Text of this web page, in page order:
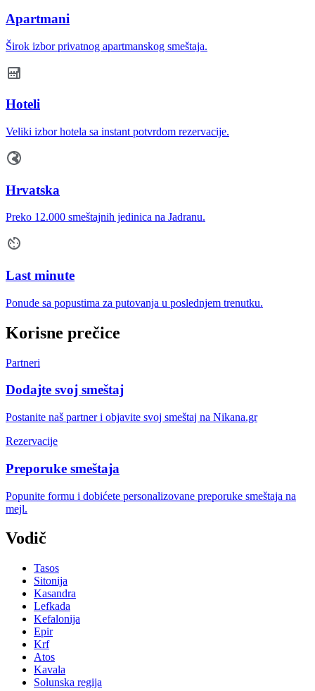
Apartmani
Širok izbor privatnog apartmanskog smeštaja.
Hoteli
Veliki izbor hotela sa instant potvrdom rezervacije.
Hrvatska
Preko 12.000 smeštajnih jedinica na Jadranu.
Last minute
Ponude sa popustima za putovanja u poslednjem trenutku.
Korisne prečice
Partneri
Dodajte svoj smeštaj
Postanite naš partner i objavite svoj smeštaj na Nikana.gr
Rezervacije
Preporuke smeštaja
Popunite formu i dobićete personalizovane preporuke smeštaja na
mejl.
Vodič
Tasos
Sitonija
Kasandra
Lefkada
Kefalonija
Epir
Krf
Atos
Kavala
Solunska regija